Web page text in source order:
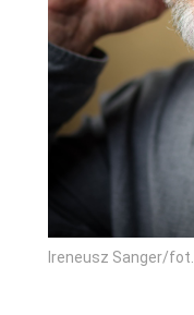
Ireneusz Sanger/